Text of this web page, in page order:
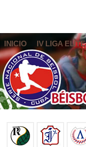
INICIO IV LIGA ELITE